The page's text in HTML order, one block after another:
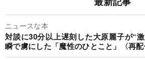
ニュースな本
対談に30分以上遅刻した大原麗子が“
瞬で虜にした「魔性のひとこと」〈再配